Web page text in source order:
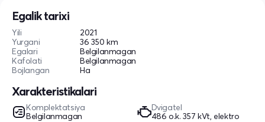
Egalik tarixi
Yili
2021
Yurgani
36 350 km
Egalari
Belgilanmagan
Kafolati
Belgilanmagan
Bojlangan
Ha
Xarakteristikalari
Komplektatsiya
Belgilanmagan
Dvigatel
486 o.k. 357 kVt, elektro